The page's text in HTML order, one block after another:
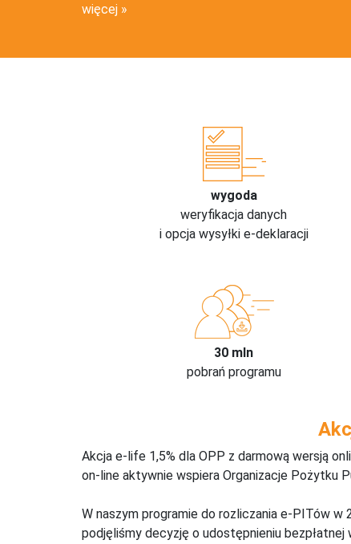
więcej
wygoda
weryfikacja danych
i opcja wysyłki e-deklaracji
30 mln
pobrań programu
Akcja e-life 1,5% dla OPP z darmową wersją
on-line aktywnie wspiera Organizacje Pożytku
W naszym programie do rozliczania e-PITów w
podjęliśmy decyzję o udostępnieniu